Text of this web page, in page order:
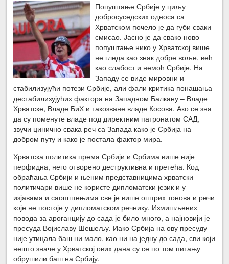
Попуштање Србије у циљу
добросуседских односа са
Хрватском почело је да губи сваки
смисао. Јасно је да свако ново
попуштање нико у Хрватској више
не гледа као знак добре воље, већ
као слабост и немоћ Србије. На
Западу се виде мировни и
стабилизујући потези Србије, али фали критика понашања
дестабилизујућих фактора на Западном Балкану – Владе
Хрватске, Владе БиХ и такозване владе Косова. Ако се зна
да су поменуте владе под директним патронатом САД,
звучи цинично свака реч са Запада како је Србија на
добром путу и како је постала фактор мира.
Хрватска политика према Србији и Србима више није
перфидна, него отворено деструктивна и претећа. Код
обраћања Србији и њеним представницима хрватски
политичари више не користе дипломатски језик и у
изјавама и саопштењима све је више оштрих тонова и речи
које не постоје у дипломатском речнику. Измишљених
повода за ароганцију до сада је било много, а најновији је
пресуда Војиславу Шешељу. Иако Србија на ову пресуду
није утицала баш ни мало, као ни на једну до сада, сви који
нешто значе у Хрватској ових дана су се по том питању
обрушили баш на Србију.